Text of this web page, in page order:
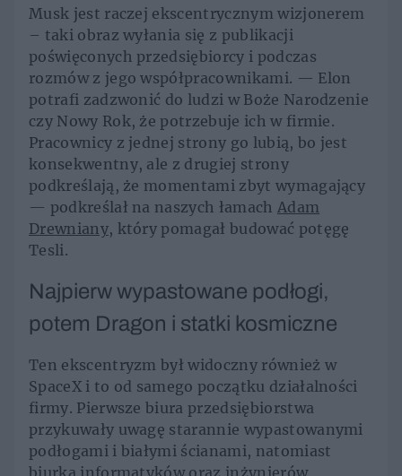
Musk jest raczej ekscentrycznym wizjonerem
– taki obraz wyłania się z publikacji
poświęconych przedsiębiorcy i podczas
rozmów z jego współpracownikami. — Elon
potrafi zadzwonić do ludzi w Boże Narodzenie
czy Nowy Rok, że potrzebuje ich w firmie.
Pracownicy z jednej strony go lubią, bo jest
konsekwentny, ale z drugiej strony
podkreślają, że momentami zbyt wymagający
— podkreślał na naszych łamach Adam
Drewniany, który pomagał budować potęgę
Tesli.
Najpierw wypastowane podłogi,
potem Dragon i statki kosmiczne
Ten ekscentryzm był widoczny również w
SpaceX i to od samego początku działalności
firmy. Pierwsze biura przedsiębiorstwa
przykuwały uwagę starannie wypastowanymi
podłogami i białymi ścianami, natomiast